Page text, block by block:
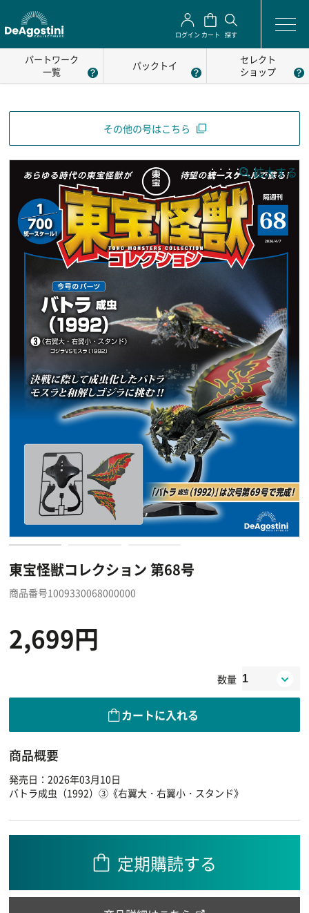
ログイン カート 探す
パートワーク
一覧
パックトイ
セレクト
ショップ
その他の号はこちら
東宝怪獣コレクション 第68号
商品番号1009330068000000
2,699円
数量
カートに入れる
商品概要
発売日：2026年03月10日
バトラ成虫（1992）③《右翼大・右翼小・スタンド》
定期購読する